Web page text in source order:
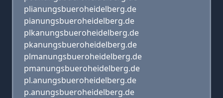
plianungsbueroheidelberg.de
pianungsbueroheidelberg.de
plkanungsbueroheidelberg.de
pkanungsbueroheidelberg.de
plmanungsbueroheidelberg.de
pmanungsbueroheidelberg.de
pl.anungsbueroheidelberg.de
p.anungsbueroheidelberg.de